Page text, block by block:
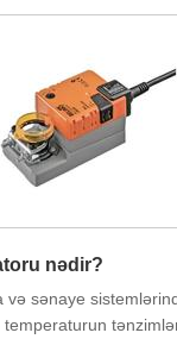
nədir?
və sənaye
temperaturun